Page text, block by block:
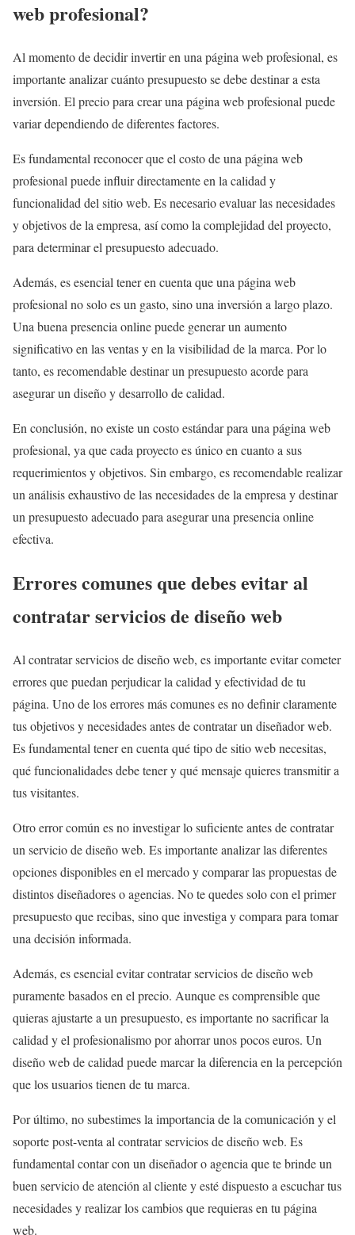
web profesional?
Al momento de decidir invertir en una página web profesional, es
importante analizar cuánto presupuesto se debe destinar a esta
inversión. El precio para crear una página web profesional puede
variar dependiendo de diferentes factores.
Es fundamental reconocer que el costo de una página web
profesional puede influir directamente en la calidad y
funcionalidad del sitio web. Es necesario evaluar las necesidades
y objetivos de la empresa, así como la complejidad del proyecto,
para determinar el presupuesto adecuado.
Además, es esencial tener en cuenta que una página web
profesional no solo es un gasto, sino una inversión a largo plazo.
Una buena presencia online puede generar un aumento
significativo en las ventas y en la visibilidad de la marca. Por lo
tanto, es recomendable destinar un presupuesto acorde para
asegurar un diseño y desarrollo de calidad.
En conclusión, no existe un costo estándar para una página web
profesional, ya que cada proyecto es único en cuanto a sus
requerimientos y objetivos. Sin embargo, es recomendable realizar
un análisis exhaustivo de las necesidades de la empresa y destinar
un presupuesto adecuado para asegurar una presencia online
efectiva.
Errores comunes que debes evitar al
contratar servicios de diseño web
Al contratar servicios de diseño web, es importante evitar cometer
errores que puedan perjudicar la calidad y efectividad de tu
página. Uno de los errores más comunes es no definir claramente
tus objetivos y necesidades antes de contratar un diseñador web.
Es fundamental tener en cuenta qué tipo de sitio web necesitas,
qué funcionalidades debe tener y qué mensaje quieres transmitir a
tus visitantes.
Otro error común es no investigar lo suficiente antes de contratar
un servicio de diseño web. Es importante analizar las diferentes
opciones disponibles en el mercado y comparar las propuestas de
distintos diseñadores o agencias. No te quedes solo con el primer
presupuesto que recibas, sino que investiga y compara para tomar
una decisión informada.
Además, es esencial evitar contratar servicios de diseño web
puramente basados en el precio. Aunque es comprensible que
quieras ajustarte a un presupuesto, es importante no sacrificar la
calidad y el profesionalismo por ahorrar unos pocos euros. Un
diseño web de calidad puede marcar la diferencia en la percepción
que los usuarios tienen de tu marca.
Por último, no subestimes la importancia de la comunicación y el
soporte post-venta al contratar servicios de diseño web. Es
fundamental contar con un diseñador o agencia que te brinde un
buen servicio de atención al cliente y esté dispuesto a escuchar tus
necesidades y realizar los cambios que requieras en tu página
web.